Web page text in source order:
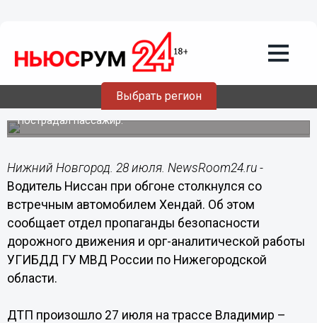
Выбрать регион
Водитель Ниссан при обгоне
столкнулся со встречным
автомобилем Хендай в Ардатовском
Пострадал пассажир.
Нижний Новгород. 28 июля. NewsRoom24.ru -
Водитель Ниссан при обгоне столкнулся со
встречным автомобилем Хендай. Об этом
сообщает отдел пропаганды безопасности
дорожного движения и орг-аналитической работы
УГИБДД ГУ МВД России по Нижегородской
области.
ДТП произошло 27 июля на трассе Владимир –